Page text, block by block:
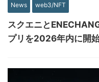
News web3/NFT
スクエニと
プリを2026年内に開